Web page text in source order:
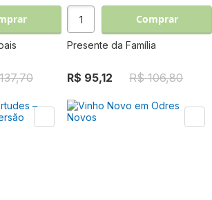
Comprar
Presente da Família
R$ 95,12 R$ 106,80